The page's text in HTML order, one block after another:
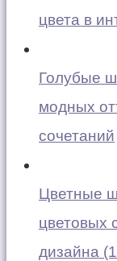
цвета в
Голубые
модных
сочетаний
Цветные
цветовых
дизайна